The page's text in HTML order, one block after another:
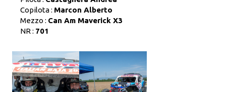
Copilota : Marcon Alberto
Mezzo : Can Am Maverick X3
NR : 701